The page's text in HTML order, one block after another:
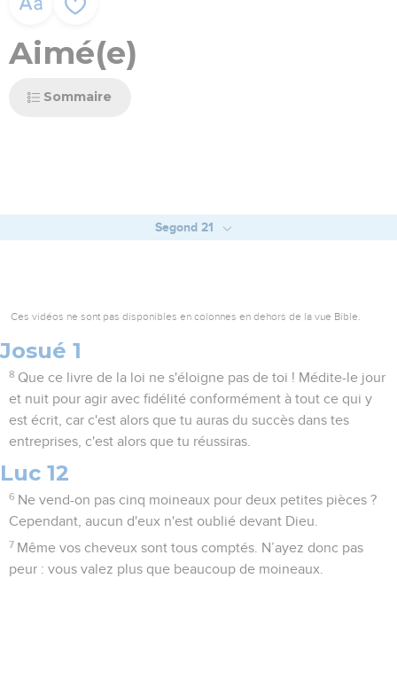
Aimé(e)
Sommaire
Segond 21
Ces vidéos ne sont pas disponibles en colonnes en dehors de la vue Bible.
Josué 1
8 Que ce livre de la loi ne s'éloigne pas de toi ! Médite-le jour
et nuit pour agir avec fidélité conformément à tout ce qui y
est écrit, car c'est alors que tu auras du succès dans tes
entreprises, c'est alors que tu réussiras.
Luc 12
6 Ne vend-on pas cinq moineaux pour deux petites pièces ?
Cependant, aucun d'eux n'est oublié devant Dieu.
7 Même vos cheveux sont tous comptés. N’ayez donc pas
peur : vous valez plus que beaucoup de moineaux.